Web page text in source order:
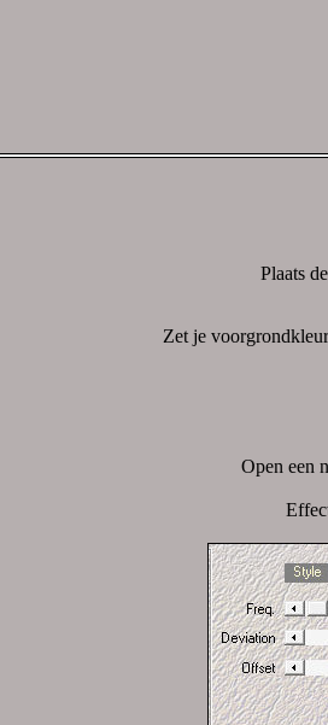
Plaats
Zet je
Open een